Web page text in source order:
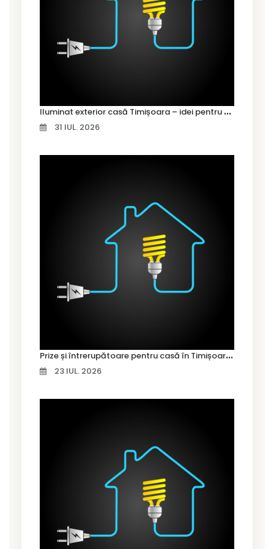
I
luminat exterior casă Timișoara – idei pentru siguranță și confort
31 IUL. 2026
P
rize și întrerupătoare pentru casă în Timișoara – cum alegi variantele potrivite
23 IUL. 2026